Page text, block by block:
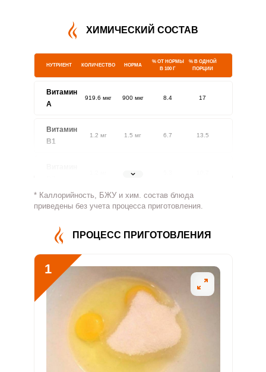
ХИМИЧЕСКИЙ СОСТАВ
НУТРИЕНТ КОЛИЧЕСТВО НОРМА
% ОТ НОРМЫ
В 100 Г
% В ОДНОЙ
ПОРЦИИ
Витамин
A
919.6 мкг 900 мкг 8.4 17
Витамин
В1
1.2 мг 1.5 мг 6.7 13.5
1.8 мг
Витамин
532.8 мг 500 мг 8.8 17.8
Витамин
В5
Витамин
В6
1.6 мг 2 мг 13.1
157.1 мкг 400 мкг
3 мкг
* Каллорийность, БЖУ и хим. состав блюда
приведены без учета процесса приготовления.
ПРОЦЕСС ПРИГОТОВЛЕНИЯ
1